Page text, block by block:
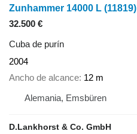
Zunhammer 14000 L (11819)
32.500 €
Cuba de purín
2004
Ancho de alcance 12 m
Alemania, Emsbüren
D.Lankhorst & Co. GmbH